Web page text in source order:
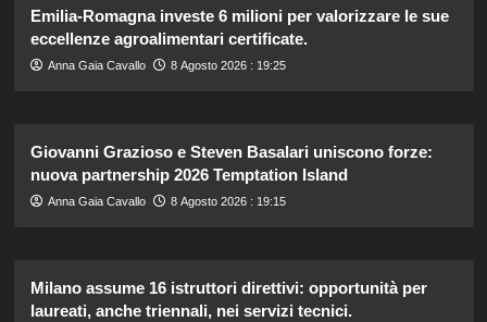
Emilia-Romagna investe 6 milioni per valorizzare le sue
eccellenze agroalimentari certificate.
Anna Gaia Cavallo 8 Agosto 2026 : 19:25
Giovanni Grazioso e Steven Basalari uniscono forze:
nuova partnership 2026 Temptation Island
Anna Gaia Cavallo 8 Agosto 2026 : 19:15
Milano assume 16 istruttori direttivi: opportunità per
laureati, anche triennali, nei servizi tecnici.